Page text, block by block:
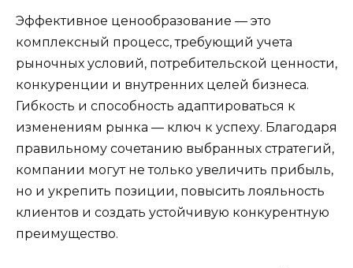
Эффективное ценообразование — это
комплексный процесс, требующий учета
рыночных условий, потребительской ценности,
конкуренции и внутренних целей бизнеса.
Гибкость и способность адаптироваться к
изменениям рынка — ключ к успеху. Благодаря
правильному сочетанию выбранных стратегий,
компании могут не только увеличить прибыль,
но и укрепить позиции, повысить лояльность
клиентов и создать устойчивую конкурентную
преимущество.